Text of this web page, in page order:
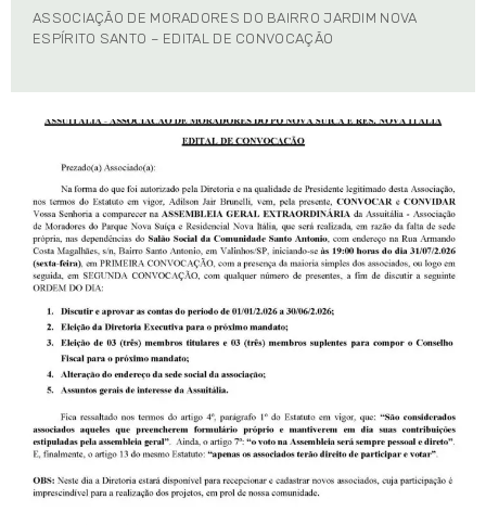
ASSOCIAÇÃO DE MORADORES DO BAIRRO JARDIM NOVA
ESPÍRITO SANTO – EDITAL DE CONVOCAÇÃO